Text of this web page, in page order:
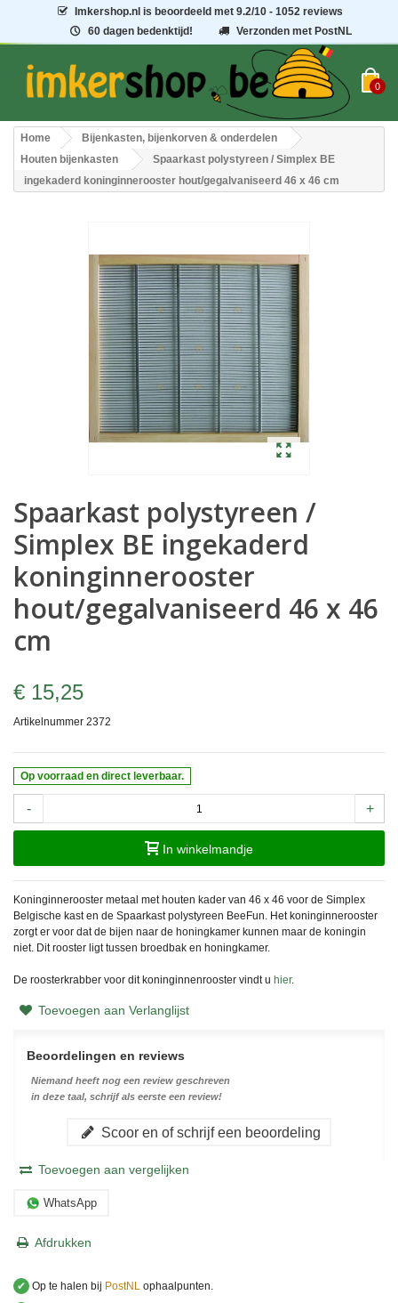
Imkershop.nl is beoordeeld met9.2/10 - 1052 reviews
60 dagen bedenktijd!
Verzonden met PostNL
0
Home
Bijenkasten, bijenkorven & onderdelen
Houten bijenkasten
Spaarkast polystyreen / Simplex BE
ingekaderd koninginnerooster hout/gegalvaniseerd 46 x 46 cm
Spaarkast polystyreen /
Simplex BE ingekaderd
koninginnerooster
hout/gegalvaniseerd 46 x 46
cm
€ 15,25
Artikelnummer 2372
Op voorraad en direct leverbaar.
- +
In winkelmandje
Koninginnerooster metaal met houten kader van 46 x 46 voor de Simplex
Belgische kast en de Spaarkast polystyreen BeeFun. Het koninginnerooster
zorgt er voor dat de bijen naar de honingkamer kunnen maar de koningin
niet. Dit rooster ligt tussen broedbak en honingkamer.
De roosterkrabber voor dit koninginnenrooster vindt u hier.
Toevoegen aan Verlanglijst
Beoordelingen en reviews
Niemand heeft nog een review geschreven
in deze taal, schrijf als eerste een review!
Scoor en of schrijf een beoordeling
Toevoegen aan vergelijken
WhatsApp
Afdrukken
✔ Op te halen bij PostNL ophaalpunten.